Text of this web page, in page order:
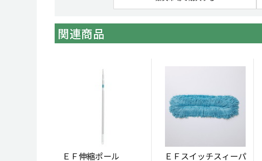
関連商品
ＥＦ伸縮ポール
ＥＦスイッチスィーパ